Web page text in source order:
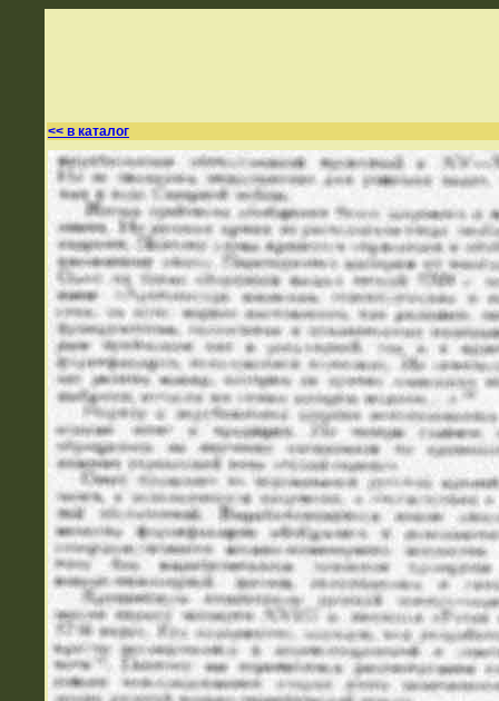
<< в каталог